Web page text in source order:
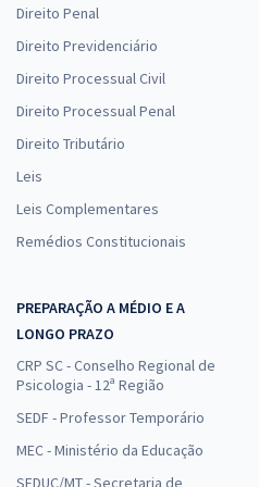
Direito Penal
Direito Previdenciário
Direito Processual Civil
Direito Processual Penal
Direito Tributário
Leis
Leis Complementares
Remédios Constitucionais
PREPARAÇÃO A MÉDIO E A
LONGO PRAZO
CRP SC - Conselho Regional de
Psicologia - 12ª Região
SEDF - Professor Temporário
MEC - Ministério da Educação
SEDUC/MT - Secretaria de